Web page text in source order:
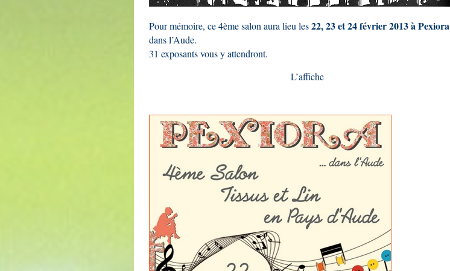
Pour mémoire, ce 4ème salon aura lieu les22, 23 et 24 février 2013 à Pexiora
dans l’Aude.
31 exposants vous y attendront.
L’affiche